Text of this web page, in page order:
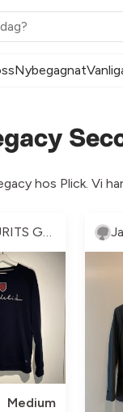
Nybegagnat
hos Plick. Vi
💫MAURITS GARDEROB💫
Medium